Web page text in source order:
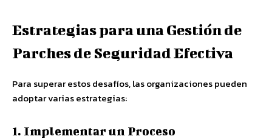
Estrategias para una Gestión de
Parches de Seguridad Efectiva
Para superar estos desafíos, las organizaciones pueden
adoptar varias estrategias:
1. Implementar un Proceso